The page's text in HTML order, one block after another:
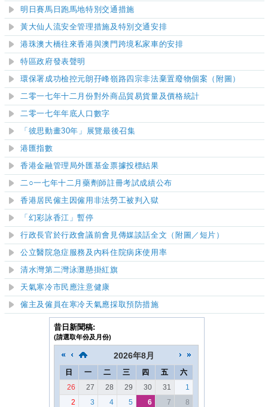
明日賽馬日跑馬地特別交通措施
黃大仙人流安全管理措施及特別交通安排
港珠澳大橋往來香港與澳門跨境私家車的安排
特區政府發表聲明
​環保署成功檢控元朗孖峰嶺路四宗非法棄置廢物個案（附圖）
二零一七年十二月份對外商品貿易貨量及價格統計
二零一七年年底人口數字
「彼思動畫30年」展覽最後召集
港匯指數
香港金融管理局外匯基金票據投標結果
二○一七年十二月藥劑師註冊考試成績公布
香港居民僱主因僱用非法勞工被判入獄
「幻彩詠香江」暫停
行政長官於行政會議前會見傳媒談話全文 （附圖／短片）
公立醫院急症服務及內科住院病床使用率
清水灣第二灣泳灘懸掛紅旗
天氣寒冷市民應注意健康
僱主及僱員在寒冷天氣應採取預防措施
昔日新聞稿:
(請選取年份及月份)
2026年8月
日 一 二 三 四 五
六
26
27 28 29 30 31
1
2
3 4 5 6 7 8